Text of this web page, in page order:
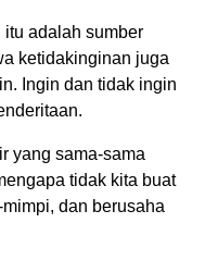
adalah sumber
ketidakinginan juga
Ingin dan tidak ingin
yang sama-sama
tidak kita buat
dan berusaha